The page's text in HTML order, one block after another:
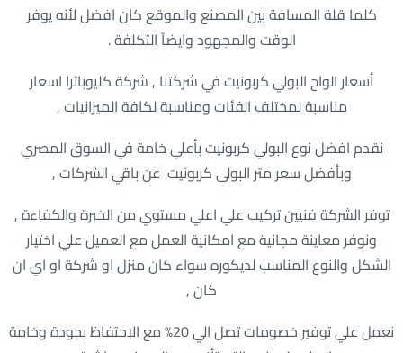
كلما قلة المسافة بين المصنع والموقع كان افضل لأنه يوفر
الوقت والمجهود وايضآ التكلفة .
أسعار الواح البولي كربونيت في شركتنا , شركة كليوباترا اسعار
مناسبة لمختلف الفئات ومناسبة لكافة الميزانيات ,
نقدم افضل نوع البولي كربونيت بأعلي خامة في السوق المصري
وبأفضل سعر متر البولى كربونيت عن باقي الشركات ,
توفر الشركة فنيين تركيب علي اعلي مستوي من الخبرة والكفاءة ,
ونوفر معاينة مجانية مع امكانية العمل مع العميل علي اختيار
الشكل والنوع المناسب لديكوره سواء كان منزل او شركة او اي ان
كان ,
نعمل علي توفير خصومات تصل الي 20% مع الاحتفاظ بجودة وخامة